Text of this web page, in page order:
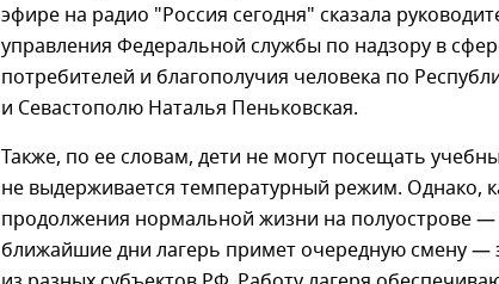
эфире на радио "Россия сегодня" сказала
управления Федеральной службы по надзору в
потребителей и благополучия человека по
и Севастополю Наталья Пеньковская.
Также, по ее словам, дети не могут посещать
не выдерживается температурный режим. Однако,
продолжения нормальной жизни на полуострове
ближайшие дни лагерь примет очередную смену —